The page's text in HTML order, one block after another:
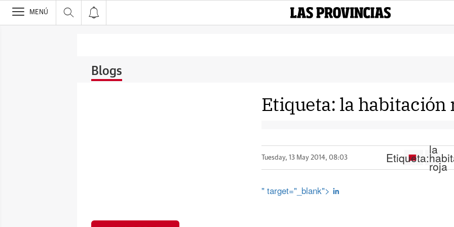
>
MENÚ
Blogs
Etiqueta: la habitación
Tuesday, 13 May 2014, 08:03 Etiqueta:
la
roja
" target="_blank">